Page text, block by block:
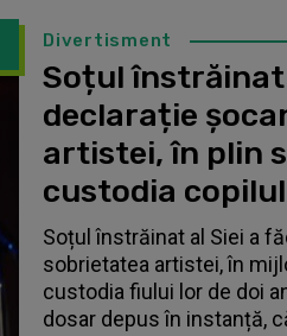
Divertisment
Soțul înstrăinat
declarație
artistei, în plin
custodia
Soțul înstrăinat al Siei a
sobrietatea artistei, în
custodia fiului lor de doi
dosar depus în instanță,